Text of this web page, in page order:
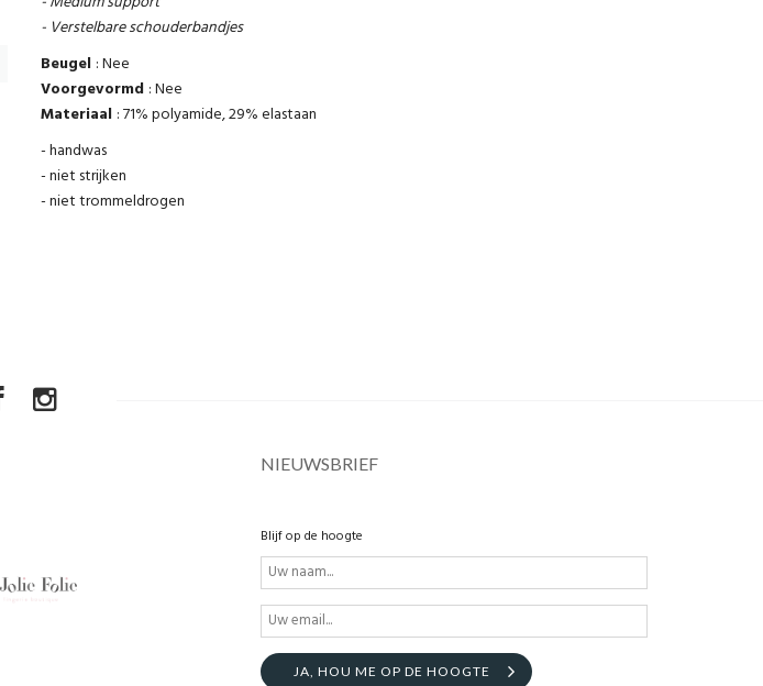
- Verstelbare schouderbandjes
Beugel : Nee
Voorgevormd : Nee
Materiaal : 71% polyamide, 29% elastaan
- handwas
- niet strijken
- niet trommeldrogen
NIEUWSBRIEF
Blijf op de hoogte
JA, HOU ME OP DE HOOGTE